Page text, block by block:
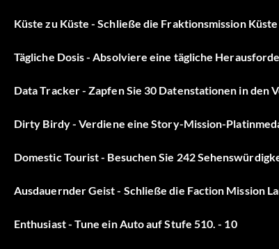
Küste zu Küste - Schließe die Fraktionsmission
Tägliche Dosis - Absolviere eine tägliche
Data Tracker - Zapfen Sie 30 Datenstationen in den
Dirty Birdy - Verdiene eine Story-Mission-
Domestic Tourist - Besuchen Sie 242
Ausdauernder Geist - Schließe die Faction Mission
Enthusiast - Tune ein Auto auf Stufe 510. - 10